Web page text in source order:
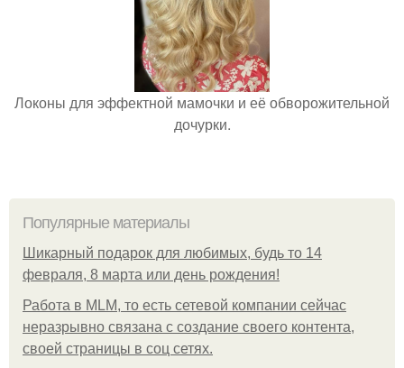
Локоны для эффектной мамочки и её обворожительной
дочурки.
Популярные материалы
Шикарный подарок для любимых, будь то 14
февраля, 8 марта или день рождения!
Работа в MLM, то есть сетевой компании сейчас
неразрывно связана с создание своего контента,
своей страницы в соц сетях.